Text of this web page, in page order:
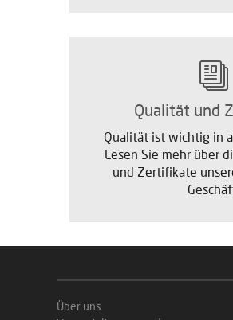
Qualität und
Qualität ist wichtig in
Lesen Sie mehr über
und Zertifikate
Über uns